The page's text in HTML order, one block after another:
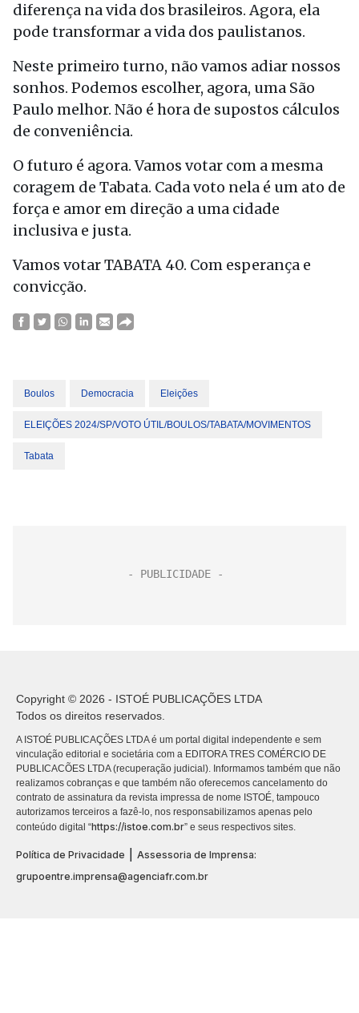
diferença na vida dos brasileiros. Agora, ela
pode transformar a vida dos paulistanos.
Neste primeiro turno, não vamos adiar nossos
sonhos. Podemos escolher, agora, uma São
Paulo melhor. Não é hora de supostos cálculos
de conveniência.
O futuro é agora. Vamos votar com a mesma
coragem de Tabata. Cada voto nela é um ato de
força e amor em direção a uma cidade
inclusiva e justa.
Vamos votar TABATA 40. Com esperança e
convicção.
Boulos Democracia Eleições
ELEIÇÕES 2024/SP/VOTO ÚTIL/BOULOS/TABATA/MOVIMENTOS
Tabata
Copyright © 2026 - ISTOÉ PUBLICAÇÕES LTDA
Todos os direitos reservados.
A ISTOÉ PUBLICAÇÕES LTDA é um portal digital independente e sem
vinculação editorial e societária com a EDITORA TRES COMÉRCIO DE
PUBLICACÕES LTDA (recuperação judicial). Informamos também que não
realizamos cobranças e que também não oferecemos cancelamento do
contrato de assinatura da revista impressa de nome ISTOÉ, tampouco
autorizamos terceiros a fazê-lo, nos responsabilizamos apenas pelo
conteúdo digital “https://istoe.com.br” e seus respectivos sites.
Política de Privacidade
Assessoria de Imprensa:
grupoentre.imprensa@agenciafr.com.br